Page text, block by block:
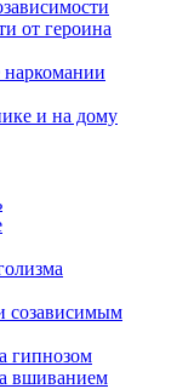
от героина
наркомании
и на дому
созависимым
гипнозом
вшиванием